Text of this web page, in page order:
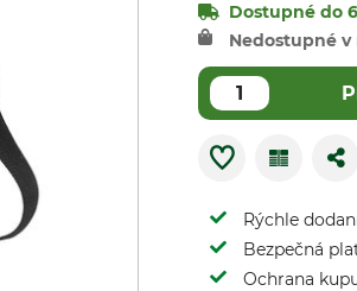
Dostupné do
Nedostupné v
Rýchle
Bezpečná
Ochrana